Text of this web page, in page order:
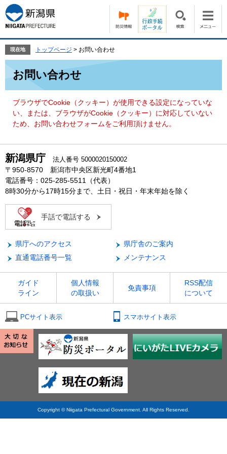
ー
ジ
の
頭
す。
ニ
ュ
ー
飛
て
現在地 トップページ > お問い合わせ
お問い合わせ
ブラウザでCookie（クッキー）が使用できる設定になっていな
い、または、ブラウザがCookie（クッキー）に対応していない
ため、お問い合わせフォームをご利用頂けません。
新潟県庁 法人番号 5000020150002
〒950-8570 新潟市中央区新光町4番地1
電話番号：025-285-5511（代表）
8時30分から17時15分まで、土日・祝日・年末年始を除く
手話で電話する
県庁へのアクセス
県庁舎のご案内
直通電話番号一覧
メンテナンス
ガイド
ライン
個人情報
の取扱い
免責事項
RSS配信
について
PCサイト表示 スマホサイト表示
Copyright © Niigata Prefectural Government. All Rights Reserved.